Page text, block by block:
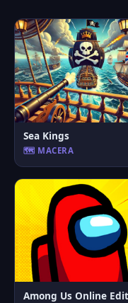
Sea Kings
🗺️ MACERA
Among Us Online